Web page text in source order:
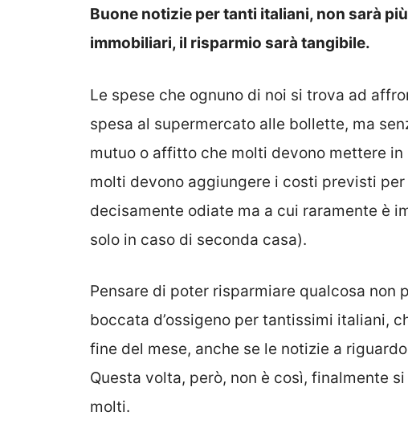
Buone notizie per tanti italiani, non sarà
immobiliari, il risparmio sarà tangibile.
Le spese che ognuno di noi si trova ad
spesa al supermercato alle bollette, ma
mutuo o affitto che molti devono mettere
molti devono aggiungere i costi previsti
decisamente odiate ma a cui raramente è
solo in caso di seconda casa).
Pensare di poter risparmiare qualcosa non
boccata d’ossigeno per tantissimi italiani,
fine del mese, anche se le notizie a
Questa volta, però, non è così, finalmente
molti.